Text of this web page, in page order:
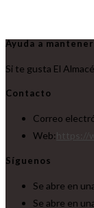
Ayuda a
Si te gusta El
Contacto
Correo
Web:
Síguenos
Se abre en
Se abre en